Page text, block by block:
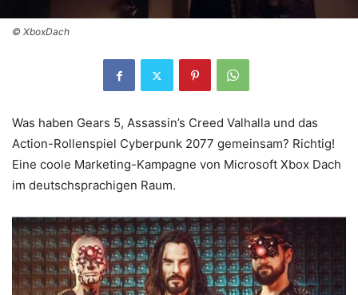
© XboxDach
Was haben Gears 5, Assassin’s Creed Valhalla und das
Action-Rollenspiel Cyberpunk 2077 gemeinsam? Richtig!
Eine coole Marketing-Kampagne von Microsoft Xbox Dach
im deutschsprachigen Raum.